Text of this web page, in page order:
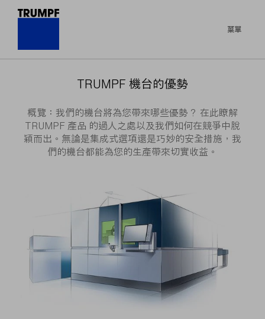
菜單
TRUMPF 機台的優勢
概覽：我們的機台將為您帶來哪些優勢？ 在此瞭解
TRUMPF 產品 的過人之處以及我們如何在競爭中脫
穎而出。無論是集成式選項還是巧妙的安全措施，我
們的機台都能為您的生產帶來切實收益。